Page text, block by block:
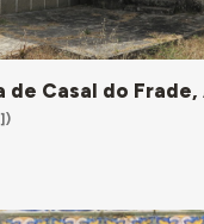
de Casal do